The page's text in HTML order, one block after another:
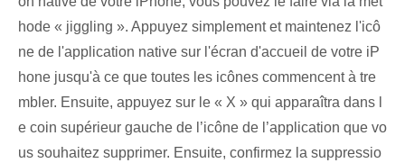
hode « jiggling ». Appuyez simplement et maintenez l'icô
ne de l'application native sur l'écran d'accueil de votre iP
hone jusqu'à ce que toutes les icônes commencent à tre
mbler. Ensuite, appuyez sur le « X » qui apparaîtra dans l
e coin supérieur gauche de l’icône de l’application que vo
us souhaitez supprimer. Ensuite, confirmez la suppressio